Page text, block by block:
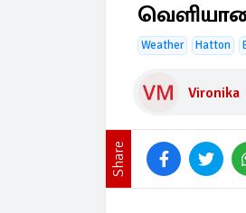
வெளியான
Weather Hatton
Vironika
Share